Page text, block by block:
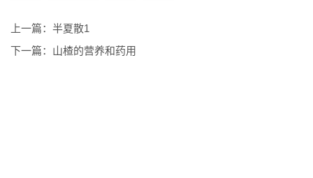
上一篇： 半夏散1
下一篇： 山楂的营养和药用